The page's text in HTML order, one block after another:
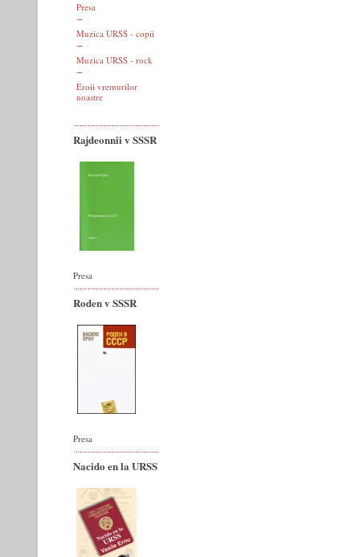
Presa
Muzica URSS - copii
Muzica URSS - rock
Eroii vremurilor
noastre
Rajdeonnîi v SSSR
Presa
Roden v SSSR
Presa
Nacido en la URSS